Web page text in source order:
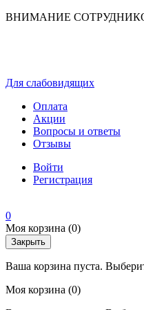
ВНИМАНИЕ СОТРУДНИКОВ
Для слабовидящих
Оплата
Акции
Вопросы и ответы
Отзывы
Войти
Регистрация
0
Моя корзина (0)
Закрыть
Ваша корзина пуста.
Моя корзина (0)